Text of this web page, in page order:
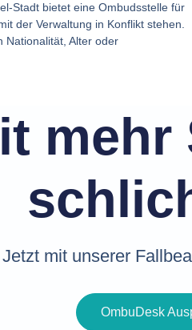
Stadt bietet eine Ombudsstelle für
der Verwaltung in Konflikt stehen.
Nationalität, Alter oder
Jetzt mit unserer
OmbuDesk